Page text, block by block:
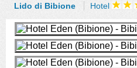
Lido di Bibione Hotel